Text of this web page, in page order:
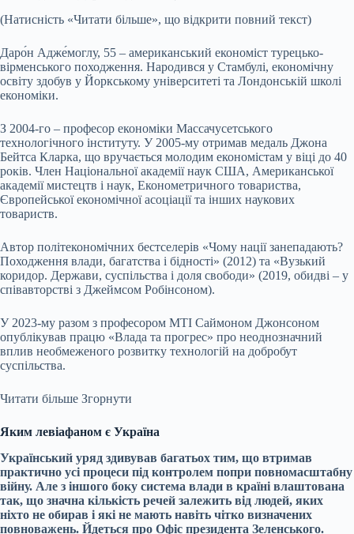
(Натисність «Читати більше», що відкрити повний текст)
Даро́н Адже́моглу, 55 – американський економіст турецько-
вірменського походження. Народився у Стамбулі, економічну
освіту здобув у Йоркському університеті та Лондонській школі
економіки.
З 2004-го – професор економіки Массачусетського
технологічного інституту. У 2005-му отримав медаль Джона
Бейтса Кларка, що вручається молодим економістам у віці до 40
років. Член Національної академії наук США, Американської
академії мистецтв і наук, Економетричного товариства,
Європейської економічної асоціації та інших наукових
товариств.
Автор політекономічних бестселерів «Чому нації занепадають?
Походження влади, багатства і бідності» (2012) та «Вузький
коридор. Держави, суспільства і доля свободи» (2019, обидві – у
співавторстві з Джеймсом Робінсоном).
У 2023-му разом з професором MTI Саймоном Джонсоном
опублікував працю «Влада та прогрес» про неоднозначний
вплив необмеженого розвитку технологій на добробут
суспільства.
Читати більше Згорнути
Яким левіафаном є Україна
Український уряд здивував багатьох тим, що втримав
практично усі процеси під контролем попри повномасштабну
війну. Але з іншого боку система влади в країні влаштована
так, що значна кількість речей залежить від людей, яких
ніхто не обирав і які не мають навіть чітко визначених
повноважень. Йдеться про Офіс президента Зеленського.